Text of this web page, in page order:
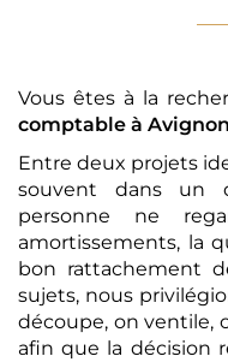
Vous êtes à la
comptable à
Entre deux projets
souvent dans un
personne ne
amortissements, la
bon rattachement
sujets, nous
découpe, on ventile,
afin que la décision